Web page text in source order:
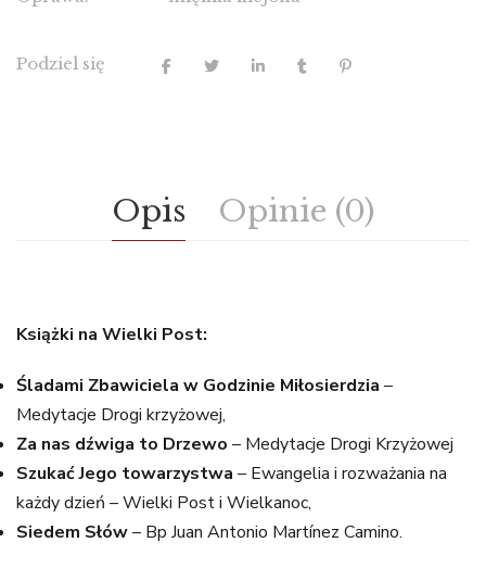
Podziel się
Opis Opinie (0)
Książki na Wielki Post:
Śladami Zbawiciela w Godzinie Miłosierdzia –
Medytacje Drogi krzyżowej,
Za nas dźwiga to Drzewo – Medytacje Drogi Krzyżowej
Szukać Jego towarzystwa – Ewangelia i rozważania na
każdy dzień – Wielki Post i Wielkanoc,
Siedem Słów– Bp Juan Antonio Martínez Camino.